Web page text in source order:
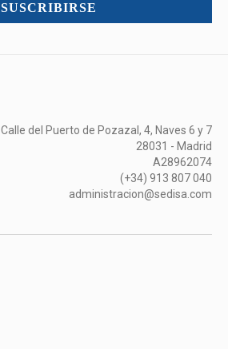
SUSCRIBIRSE
Calle del Puerto de Pozazal, 4, Naves 6 y 7
28031 - Madrid
A28962074
(+34) 913 807 040
administracion@sedisa.com